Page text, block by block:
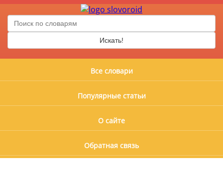
Искать!
Все словари
Популярные статьи
О сайте
Обратная связь